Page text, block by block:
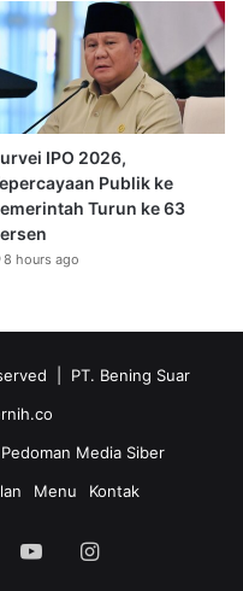
IPO 2026,
Publik ke
Turun ke 63
8 hours ago
| PT. Bening Suar
Pedoman Media Siber
Menu Kontak
YouTubeInstagram